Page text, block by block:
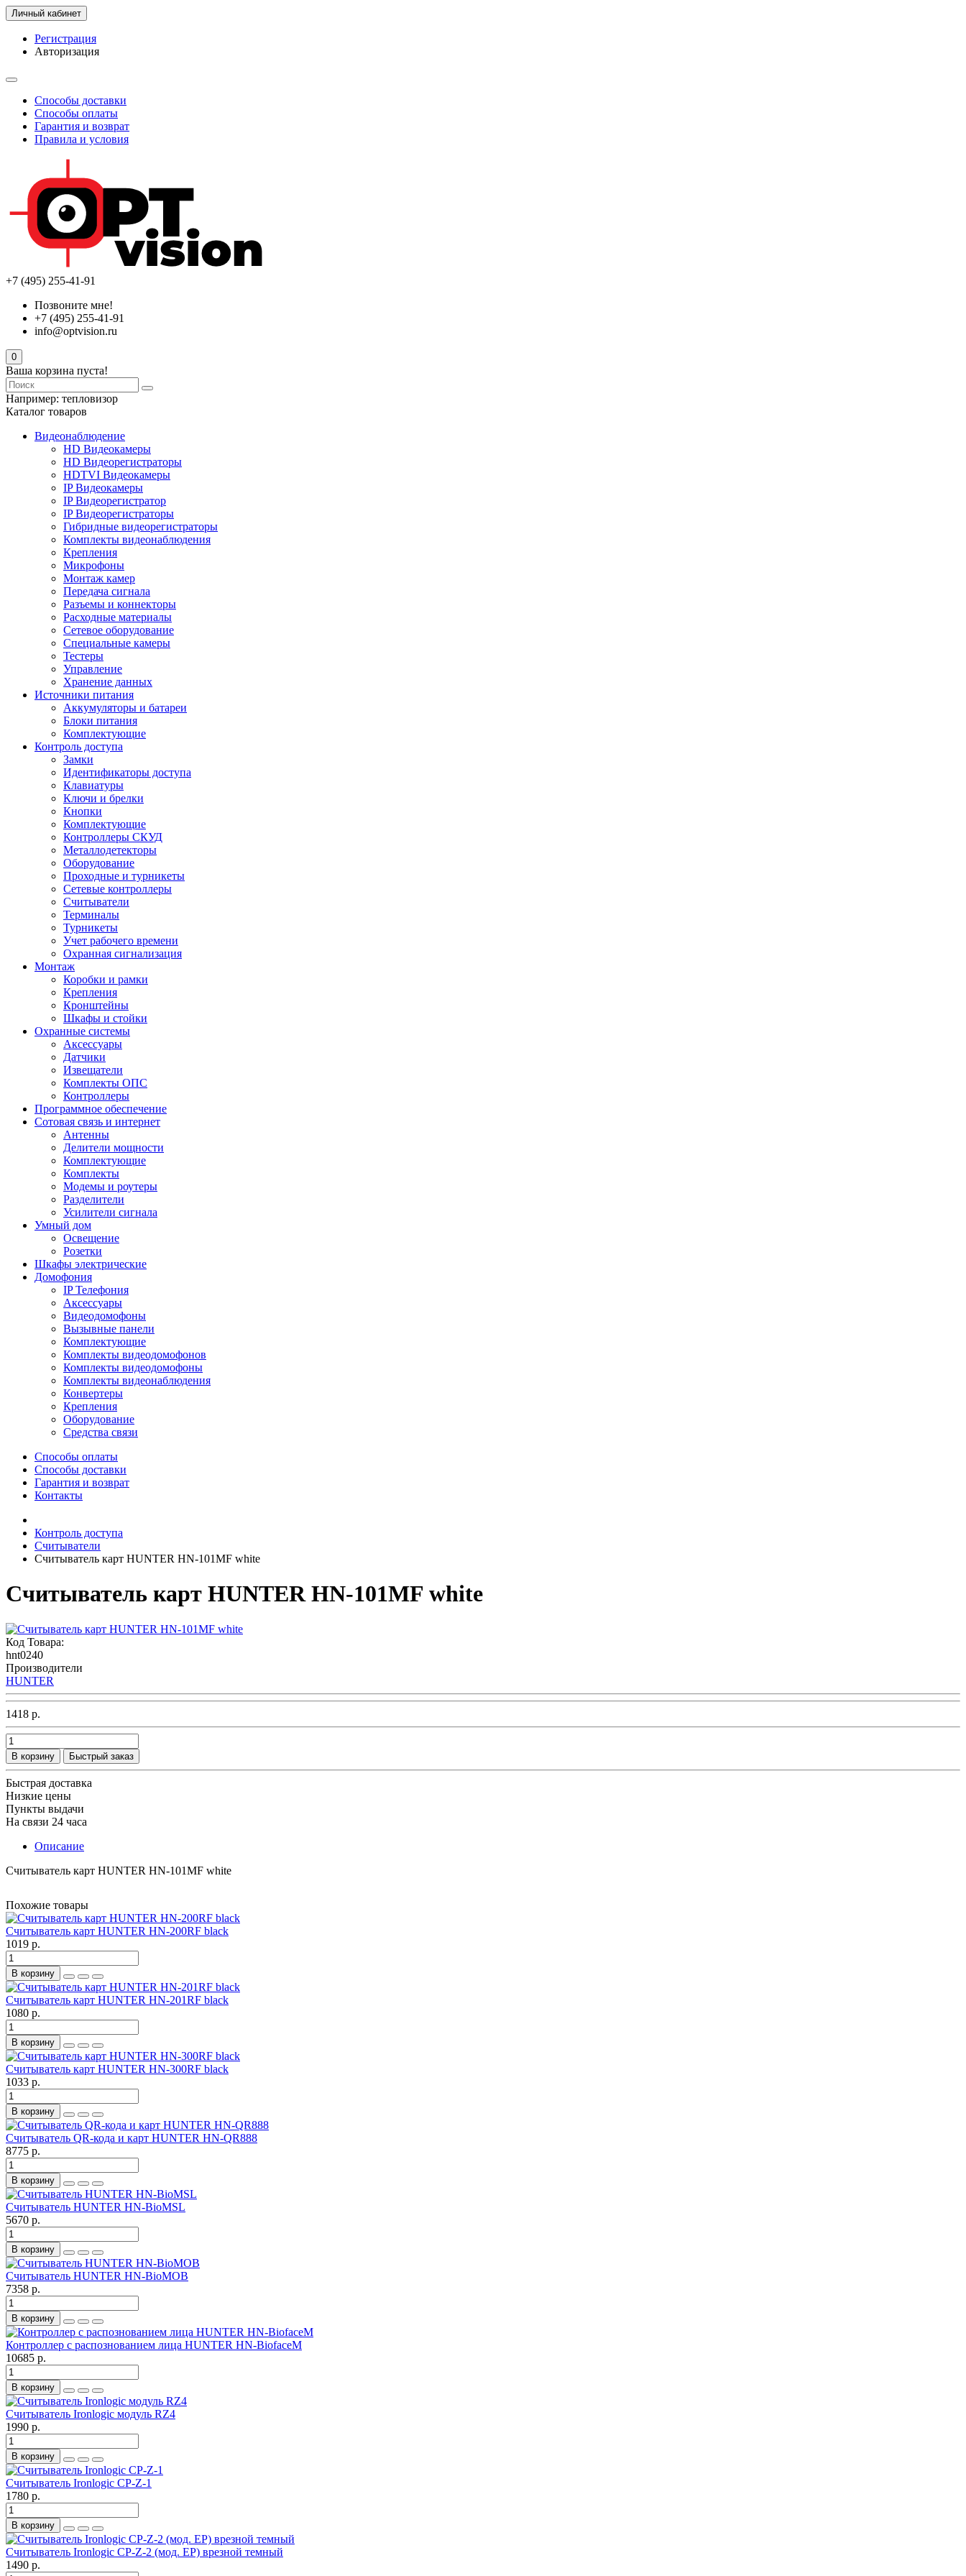
Личный кабинет
Регистрация
Авторизация
Способы доставки
Способы оплаты
Гарантия и возврат
Правила и условия
+7 (495) 255-41-91
Позвоните мне!
+7 (495) 255-41-91
info@optvision.ru
0
Ваша корзина пуста!
Например: тепловизор
Каталог товаров
Видеонаблюдение
HD Видеокамеры
HD Видеорегистраторы
HDTVI Видеокамеры
IP Видеокамеры
IP Видеорегистратор
IP Видеорегистраторы
Гибридные видеорегистраторы
Комплекты видеонаблюдения
Крепления
Микрофоны
Монтаж камер
Передача сигнала
Разъемы и коннекторы
Расходные материалы
Сетевое оборудование
Специальные камеры
Тестеры
Управление
Хранение данных
Источники питания
Аккумуляторы и батареи
Блоки питания
Комплектующие
Контроль доступа
Замки
Идентификаторы доступа
Клавиатуры
Ключи и брелки
Кнопки
Комплектующие
Контроллеры СКУД
Металлодетекторы
Оборудование
Проходные и турникеты
Сетевые контроллеры
Считыватели
Терминалы
Турникеты
Учет рабочего времени
Охранная сигнализация
Монтаж
Коробки и рамки
Крепления
Кронштейны
Шкафы и стойки
Охранные системы
Аксессуары
Датчики
Извещатели
Комплекты ОПС
Контроллеры
Программное обеспечение
Сотовая связь и интернет
Антенны
Делители мощности
Комплектующие
Комплекты
Модемы и роутеры
Разделители
Усилители сигнала
Умный дом
Освещение
Розетки
Шкафы электрические
Домофония
IP Телефония
Аксессуары
Видеодомофоны
Вызывные панели
Комплектующие
Комплекты видеодомофонов
Комплекты видеодомофоны
Комплекты видеонаблюдения
Конвертеры
Крепления
Оборудование
Средства связи
Способы оплаты
Способы доставки
Гарантия и возврат
Контакты
Контроль доступа
Считыватели
Считыватель карт HUNTER HN-101MF white
Считыватель карт HUNTER HN-101MF white
Код Товара:
hnt0240
Производители
HUNTER
1418 р.
В корзину Быстрый заказ
Быстрая доставка
Низкие цены
Пункты выдачи
На связи 24 часа
Описание
Считыватель карт HUNTER HN-101MF white
Похожие товары
Считыватель карт HUNTER HN-200RF black
1019 р.
В корзину
Считыватель карт HUNTER HN-201RF black
1080 р.
В корзину
Считыватель карт HUNTER HN-300RF black
1033 р.
В корзину
Считыватель QR-кода и карт HUNTER HN-QR888
8775 р.
В корзину
Считыватель HUNTER HN-BioMSL
5670 р.
В корзину
Считыватель HUNTER HN-BioMOB
7358 р.
В корзину
Контроллер с распознованием лица HUNTER HN-BiofaceM
10685 р.
В корзину
Считыватель Ironlogic модуль RZ4
1990 р.
В корзину
Считыватель Ironlogic CP-Z-1
1780 р.
В корзину
Считыватель Ironlogic CP-Z-2 (мод. EP) врезной темный
1490 р.